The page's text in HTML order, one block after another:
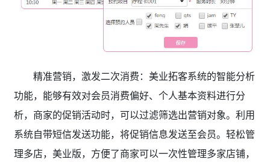
精准营销，激发二次消费：美业拓客系统的智能分析
功能，能够有效对会员消费偏好、个人基本资料进行分
析，商家的促销活动时，可以过滤筛选出营销对象。利用
系统自带短信发送功能，将促销信息发送至会员。轻松管
理多店，美业版，方便了商家可以一次性管理多家店铺，